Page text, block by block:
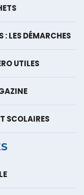
: LES DÉMARCHES
UTILES
SCOLAIRES